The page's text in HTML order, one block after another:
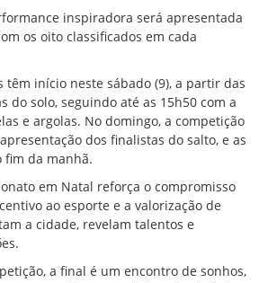
inspiradora será apresentada
os oito classificados em cada
têm início neste sábado (9), a partir das
do solo, seguindo até as 15h50 com a
e argolas. No domingo, a competição
dos finalistas do salto, e as
fim da manhã.
em Natal reforça o compromisso
ao esporte e a valorização de
a cidade, revelam talentos e
a final é um encontro de sonhos,